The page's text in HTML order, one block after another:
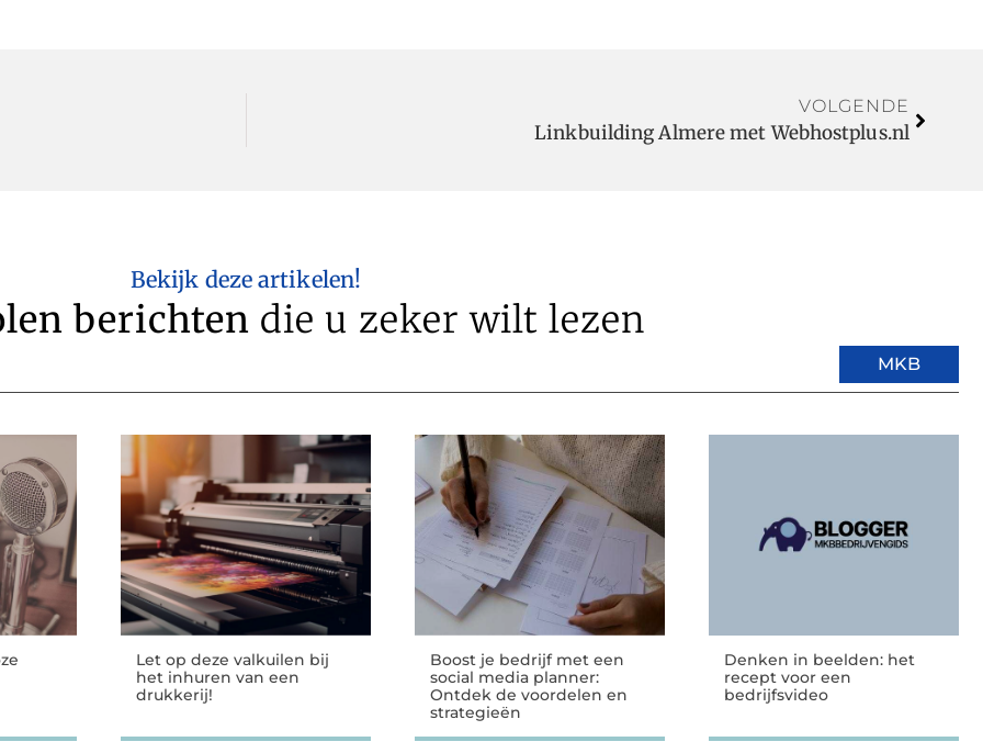
VOLGENDE
Linkbuilding Almere met Webhostplus.nl
Bekijk deze artikelen!
berichten die u zeker wilt lezen
MKB
Let op deze valkuilen bij
het inhuren van een
drukkerij!
Boost je bedrijf met een
social media planner:
Ontdek de voordelen en
strategieën
Denken in beelden: het
recept voor een
bedrijfsvideo